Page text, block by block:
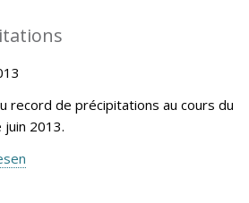
record de précipitations au cours du
juin 2013.